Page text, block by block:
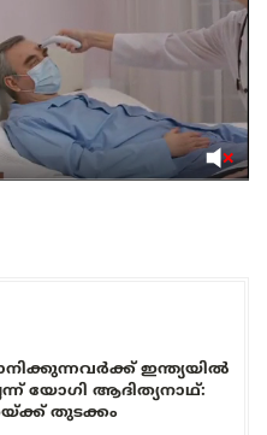
ഇന്ത്യയിൽ
യോഗി ആദിത്യനാഥ്:
തുടക്കം